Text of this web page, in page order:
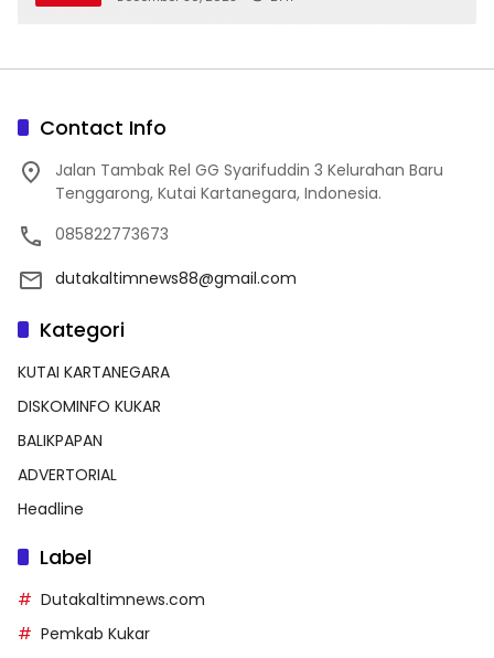
Contact Info
Jalan Tambak Rel GG Syarifuddin 3 Kelurahan Baru
Tenggarong, Kutai Kartanegara, Indonesia.
085822773673
dutakaltimnews88@gmail.com
Kategori
KUTAI KARTANEGARA
DISKOMINFO KUKAR
BALIKPAPAN
ADVERTORIAL
Headline
Label
Dutakaltimnews.com
Pemkab Kukar